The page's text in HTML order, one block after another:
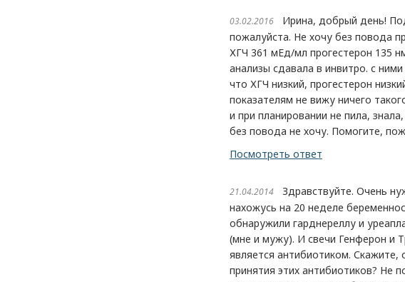
03.02.2016 Ирина, добрый день!
пожалуйста. Не хочу без повода
ХГЧ 361 мЕд/мл прогестерон 135
анализы сдавала в инвитро. с
что ХГЧ низкий, прогестерон
показателям не вижу ничего
и при планировании не пила,
без повода не хочу. Помогите,
Посмотреть ответ
21.04.2014 Здравствуйте. Очень
нахожусь на 20 неделе
обнаружили гарднереллу и
(мне и мужу). И свечи Генферон и
является антибиотиком. Скажите,
принятия этих антибиотиков? Не